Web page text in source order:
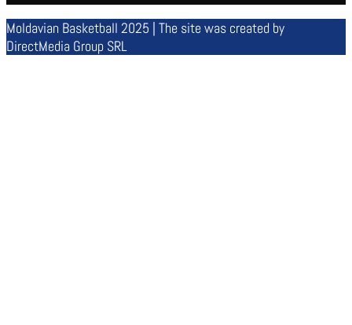
Moldavian Basketball 2025 | The site was created by
DirectMedia Group SRL